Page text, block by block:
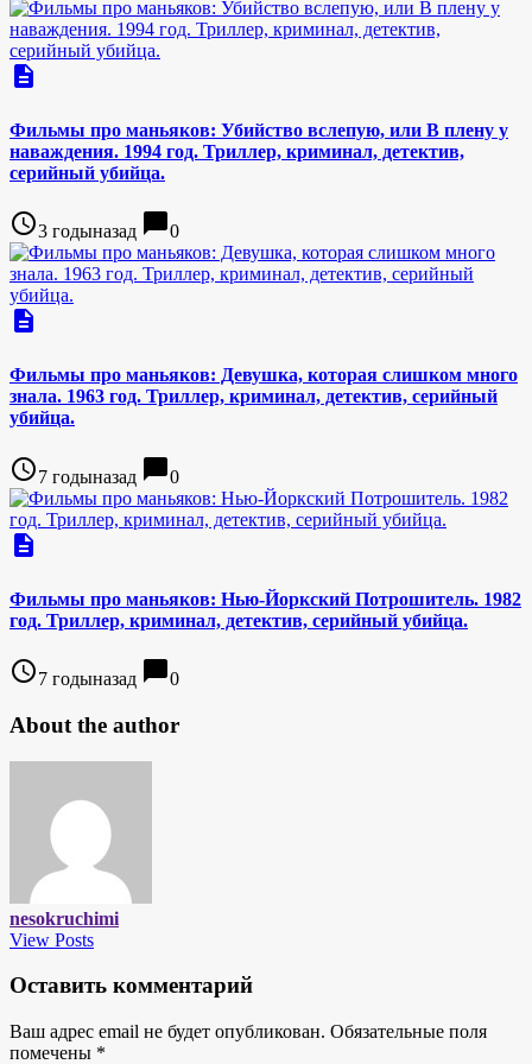
description
Фильмы про маньяков: Убийство вслепую, или В плену у
наваждения. 1994 год. Триллер, криминал, детектив,
серийный убийца.
access_time3 годыназад chat_bubble0
description
Фильмы про маньяков: Девушка, которая слишком много
знала. 1963 год. Триллер, криминал, детектив, серийный
убийца.
access_time7 годыназад chat_bubble0
description
Фильмы про маньяков: Нью-Йоркский Потрошитель. 1982
год. Триллер, криминал, детектив, серийный убийца.
access_time7 годыназад chat_bubble0
About the author
nesokruchimi
View Posts
Оставить комментарий
Ваш адрес email не будет опубликован. Обязательные поля
помечены *